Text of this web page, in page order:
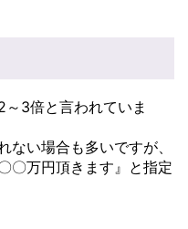
3倍と言われていま
ない場合も多いですが、
〇万円頂きます』と指定